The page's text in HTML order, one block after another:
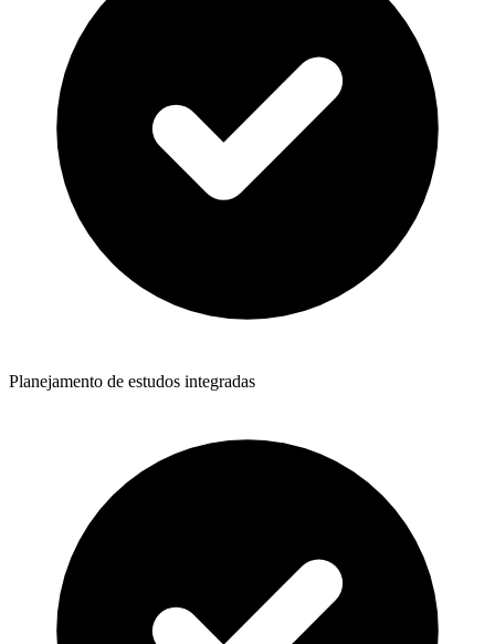
Planejamento de estudos integradas